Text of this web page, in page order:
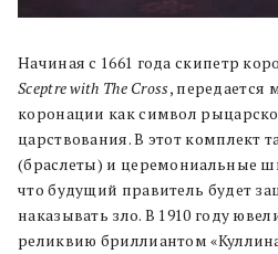
Начиная с 1661 года скипетр
Sceptre with The Cross, передается
коронации как символ
царствования. В этот комплект
(браслеты) и церемониальные
что будущий правитель будет
наказывать зло. В 1910 году
реликвию бриллиантом